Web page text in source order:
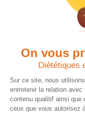
On vous
Diététiques
Sur ce site, nous
entretenir la relation
contenu qualitif ainsi que
ceux que vous autorisez
victimes des inégalités,
les femmes et les filles
Quels avantages
Chaque don effectué à
association reconnue
publique comme CARE,
déductible jusqu’à 75 %
sur le revenu. Modalités
déduction, déclaration